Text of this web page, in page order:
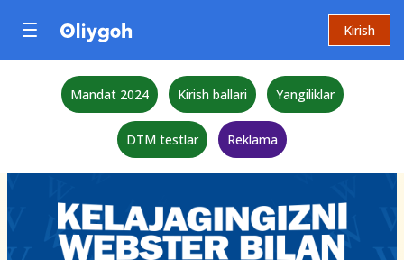
Kirish
Mandat 2024 Kirish ballari Yangiliklar
DTM testlar Reklama